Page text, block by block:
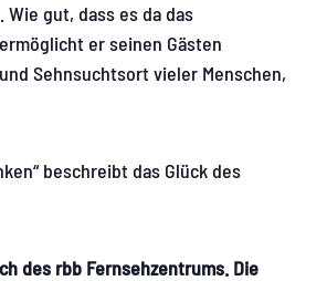
gut, dass es da das
er seinen Gästen
Sehnsuchtsort vieler Menschen,
beschreibt das Glück des
des rbb Fernsehzentrums. Die